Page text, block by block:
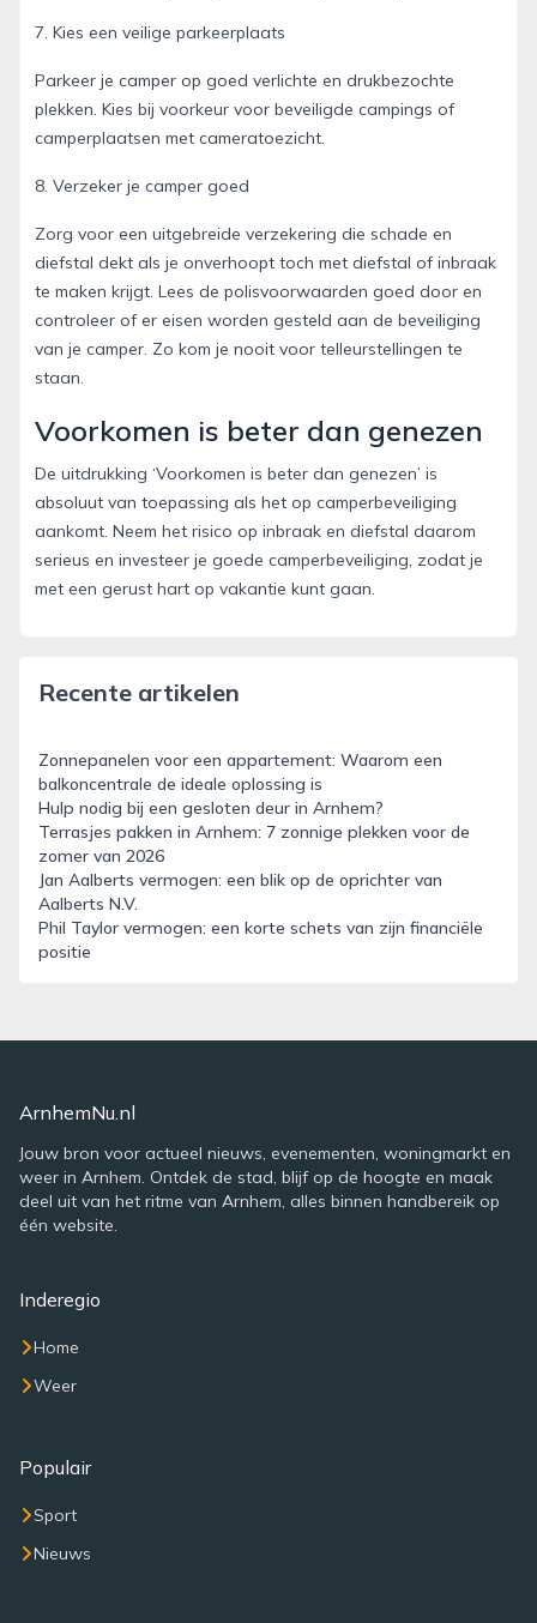
7. Kies een veilige parkeerplaats
Parkeer je camper op goed verlichte en drukbezochte
plekken. Kies bij voorkeur voor beveiligde campings of
camperplaatsen met cameratoezicht.
8. Verzeker je camper goed
Zorg voor een uitgebreide verzekering die schade en
diefstal dekt als je onverhoopt toch met diefstal of inbraak
te maken krijgt. Lees de polisvoorwaarden goed door en
controleer of er eisen worden gesteld aan de beveiliging
van je camper. Zo kom je nooit voor telleurstellingen te
staan.
Voorkomen is beter dan genezen
De uitdrukking ‘Voorkomen is beter dan genezen’ is
absoluut van toepassing als het op camperbeveiliging
aankomt. Neem het risico op inbraak en diefstal daarom
serieus en investeer je goede camperbeveiliging, zodat je
met een gerust hart op vakantie kunt gaan.
Recente artikelen
Zonnepanelen voor een appartement: Waarom een
balkoncentrale de ideale oplossing is
Hulp nodig bij een gesloten deur in Arnhem?
Terrasjes pakken in Arnhem: 7 zonnige plekken voor de
zomer van 2026
Jan Aalberts vermogen: een blik op de oprichter van
Aalberts N.V.
Phil Taylor vermogen: een korte schets van zijn financiële
positie
ArnhemNu.nl
Jouw bron voor actueel nieuws, evenementen, woningmarkt en
weer in Arnhem. Ontdek de stad, blijf op de hoogte en maak
deel uit van het ritme van Arnhem, alles binnen handbereik op
één website.
Inderegio
Home
Weer
Populair
Sport
Nieuws